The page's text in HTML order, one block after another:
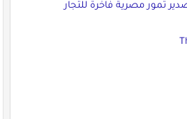
تمور مصرية فاخرة للتجار